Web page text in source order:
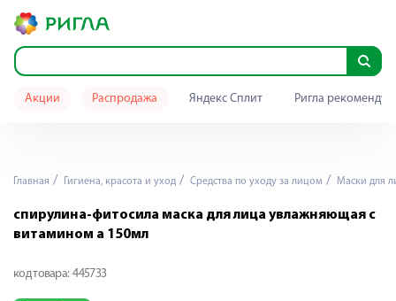
Акции Распродажа Яндекс Сплит Ригла
Главная Гигиена, красота и уход Средства по уходу за лицом Маски для
спирулина-фитосила маска для лица увлажняющая с
витамином а 150мл
код товара: 445733